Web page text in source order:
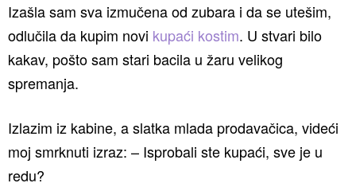
Izašla sam sva izmučena od zubara i da se utešim,
odlučila da kupim novi kupaći kostim. U stvari bilo
kakav, pošto sam stari bacila u žaru velikog
spremanja.
Izlazim iz kabine, a slatka mlada prodavačica, videći
moj smrknuti izraz: – Isprobali ste kupaći, sve je u
redu?